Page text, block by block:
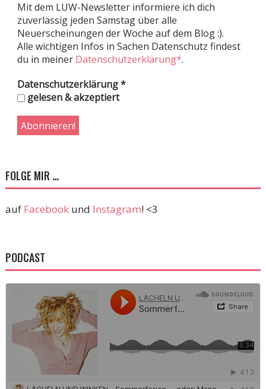
Mit dem LUW-Newsletter informiere ich dich
zuverlässig jeden Samstag über alle
Neuerscheinungen der Woche auf dem Blog :).
Alle wichtigen Infos in Sachen Datenschutz findest
du in meiner Datenschutzerklärung*.
Datenschutzerklärung*
gelesen & akzeptiert
FOLGE MIR …
auf Facebookund Instagram! <3
PODCAST